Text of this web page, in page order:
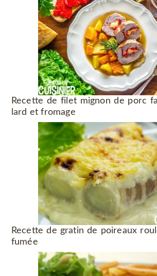
Recette de filet mignon de porc
lard et fromage
Recette de gratin de poireaux
fumée